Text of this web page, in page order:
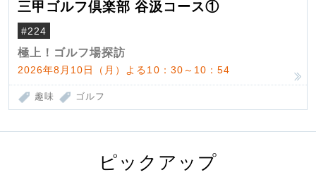
三甲ゴルフ倶楽部 谷汲コース①
#224
極上！ゴルフ場探訪
2026年8月10日（月）よる10：30～10：54
趣味 ゴルフ
ピックアップ